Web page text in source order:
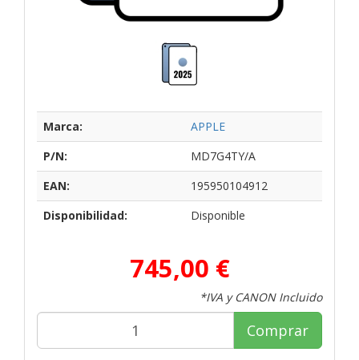
Marca:
APPLE
P/N:
MD7G4TY/A
EAN:
195950104912
Disponibilidad:
Disponible
745,00 €
*IVA y CANON Incluido
Comprar